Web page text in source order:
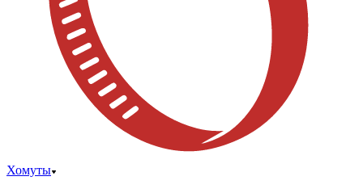
Хомуты